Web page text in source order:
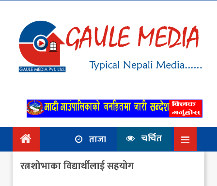
गृहपृष्ठ
समाचार
राजनिति
आर्थिक
अन्तर्वार्ता
/ विचार
प्रदेश
विश्व
ताजा चर्चित
रत्नशोभाका विद्यार्थीलाई सहयोग